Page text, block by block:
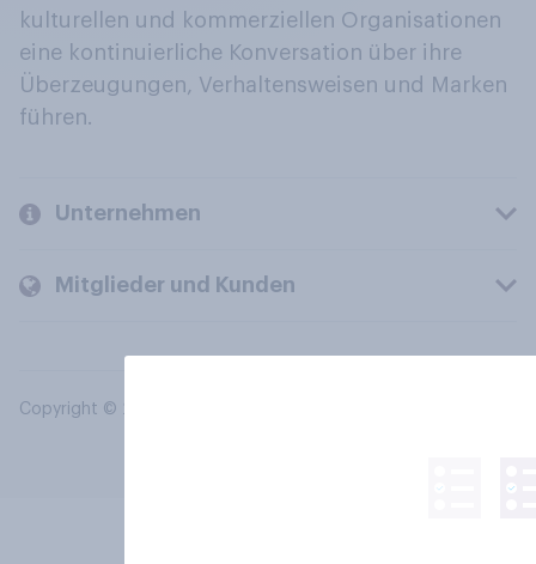
kulturellen und kommerziellen Organisationen
eine kontinuierliche Konversation über ihre
Überzeugungen, Verhaltensweisen und Marken
führen.
Unternehmen
Mitglieder und Kunden
Copyright © 2026 YouGov PLC. Alle Rechte vorbehalten.